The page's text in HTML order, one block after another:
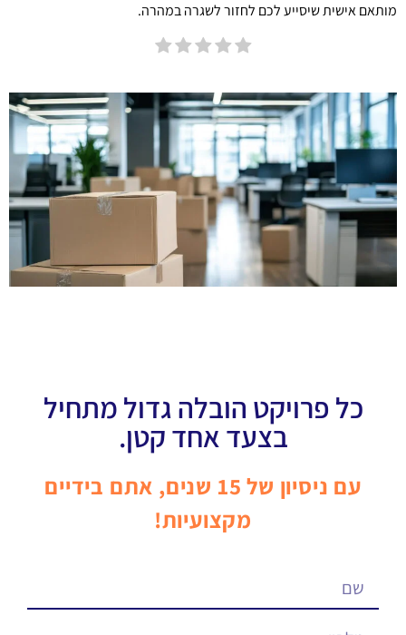
מותאם אישית שיסייע לכם לחזור לשגרה במהרה.
כל פרויקט הובלה גדול מתחיל
בצעד אחד קטן.
עם ניסיון של 15 שנים, אתם בידיים
מקצועיות!